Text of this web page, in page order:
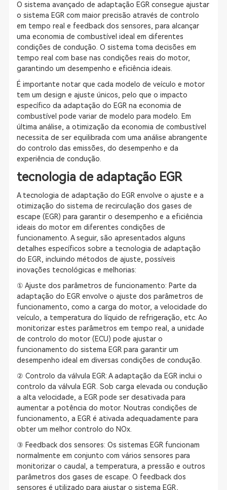
O sistema avançado de adaptação EGR consegue ajustar
o sistema EGR com maior precisão através de controlo
em tempo real e feedback dos sensores, para alcançar
uma economia de combustível ideal em diferentes
condições de condução. O sistema toma decisões em
tempo real com base nas condições reais do motor,
garantindo um desempenho e eficiência ideais.
É importante notar que cada modelo de veículo e motor
tem um design e ajuste únicos, pelo que o impacto
específico da adaptação do EGR na economia de
combustível pode variar de modelo para modelo. Em
última análise, a otimização da economia de combustível
necessita de ser equilibrada com uma análise abrangente
do controlo das emissões, do desempenho e da
experiência de condução.
tecnologia de adaptação EGR
A tecnologia de adaptação do EGR envolve o ajuste e a
otimização do sistema de recirculação dos gases de
escape (EGR) para garantir o desempenho e a eficiência
ideais do motor em diferentes condições de
funcionamento. A seguir, são apresentados alguns
detalhes específicos sobre a tecnologia de adaptação
do EGR, incluindo métodos de ajuste, possíveis
inovações tecnológicas e melhorias:
① Ajuste dos parâmetros de funcionamento: Parte da
adaptação do EGR envolve o ajuste dos parâmetros de
funcionamento, como a carga do motor, a velocidade do
veículo, a temperatura do líquido de refrigeração, etc. Ao
monitorizar estes parâmetros em tempo real, a unidade
de controlo do motor (ECU) pode ajustar o
funcionamento do sistema EGR para garantir um
desempenho ideal em diversas condições de condução.
② Controlo da válvula EGR: A adaptação da EGR inclui o
controlo da válvula EGR. Sob carga elevada ou condução
a alta velocidade, a EGR pode ser desativada para
aumentar a potência do motor. Noutras condições de
funcionamento, a EGR é ativada adequadamente para
obter um melhor controlo do NOx.
③ Feedback dos sensores: Os sistemas EGR funcionam
normalmente em conjunto com vários sensores para
monitorizar o caudal, a temperatura, a pressão e outros
parâmetros dos gases de escape. O feedback dos
sensores é utilizado para ajustar o sistema EGR,